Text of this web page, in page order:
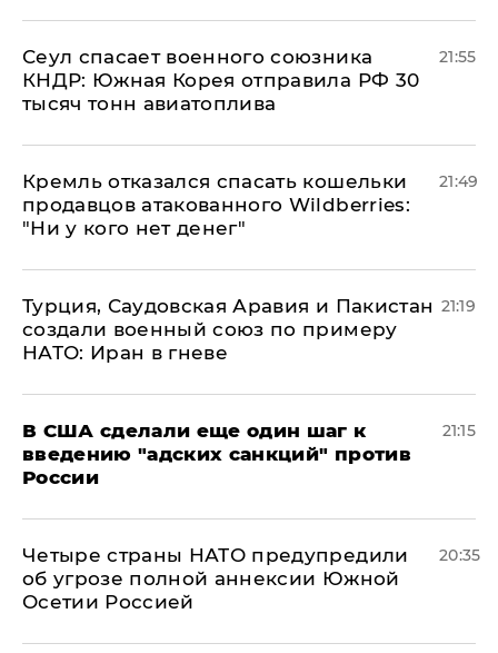
​Сеул спасает военного союзника
КНДР: Южная Корея отправила РФ 30
тысяч тонн авиатоплива
21:55
Кремль отказался спасать кошельки
продавцов атакованного Wildberries:
"Ни у кого нет денег"
21:49
Турция, Саудовская Аравия и Пакистан
создали военный союз по примеру
НАТО: Иран в гневе
21:19
В США сделали еще один шаг к
введению "адских санкций" против
России
21:15
Четыре страны НАТО предупредили
об угрозе полной аннексии Южной
Осетии Россией
20:35